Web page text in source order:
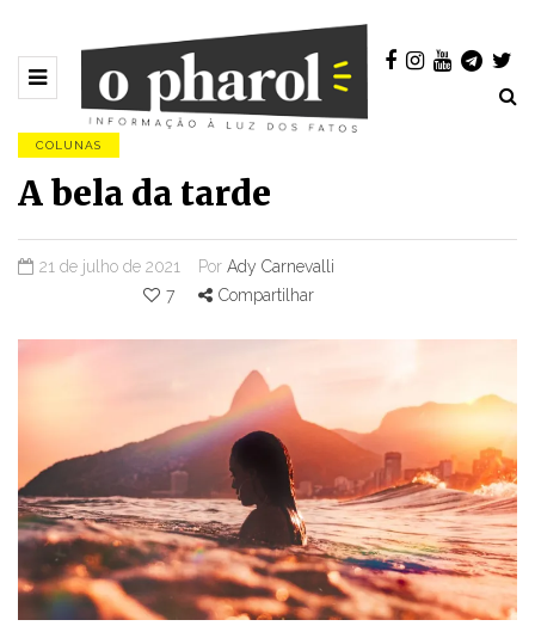
COLUNAS
A bela da tarde
21 de julho de 2021 Por Ady Carnevalli
7
Compartilhar